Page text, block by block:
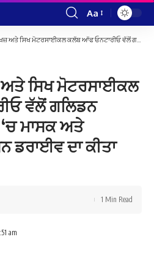
Font
Resizer
Aa
ਕਲੱਬ ਆੱਫ ਓਨਟਾਰੀਓ ਵੱਲੋਂ ਗਲਿਡਨ ਗੁਰਦੁਆਰਾ ਸਾਹਿਬ ‘ਚ ਮਾਸਕ ਅਤੇ ਸੈਨੀਟਾਈਜ਼ਰ ਡੋਨੇਸ਼ਨ ਡਰਾਈਵ ਦਾ ਕੀਤਾ ਗਿਆ ਆਯੋਜਨ
ਸਿਖ ਮੋਟਰਸਾਈਕਲ
ਵੱਲੋਂ ਗਲਿਡਨ
ਮਾਸਕ ਅਤੇ
ਡਰਾਈਵ ਦਾ ਕੀਤਾ
am
1 Min Read